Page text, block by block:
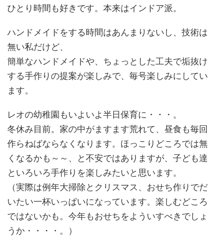
ひとり時間も好きです。本来はインドア派。
ハンドメイドをする時間はあんまりないし、技術は
無い私だけど、
簡単なハンドメイドや、ちょっとした工夫で垢抜け
する手作りの提案が楽しみで、毎号楽しみにしてい
ます。
レオの幼稚園もいよいよ半日保育に・・・。
冬休み目前。家の中がますます荒れて、昼食も毎回
作らねばならなくなります。ほっこりどころでは無
くなるかも～～、と不安ではありますが、子ども達
といろいろ手作りを楽しみたいと思います。
（実際は例年大掃除とクリスマス、おせち作りでだ
いたい一杯いっぱいになっています。楽しむどころ
ではないかも。今年もおせちをよういすべきでしょ
うか・・・・。）